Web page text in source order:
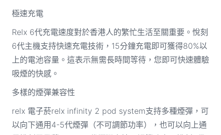
極速充電
Relx 6代充電速度對於香港人的繁忙生活至關重要。悅刻
6代主機支持快速充電技術，15分鐘充電即可獲得80%以
上的電池容量。這表示無需長時間等待，您即可快速體驗
吸煙的快感。
多樣的煙彈兼容性
relx 電子菸relx infinity 2 pod system支持多種煙彈，可
以向下通用4-5代煙彈（不可調節功率），也可以向上通